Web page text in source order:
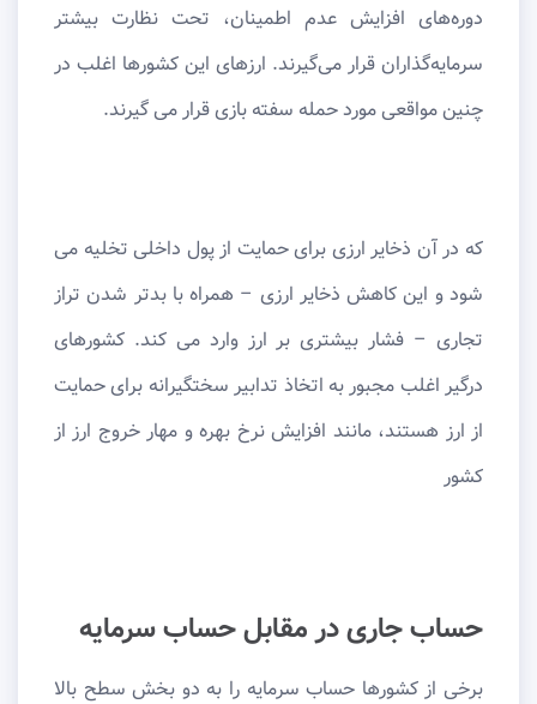
دوره‌های افزایش عدم اطمینان، تحت نظارت بیشتر
سرمایه‌گذاران قرار می‌گیرند. ارزهای این کشورها اغلب در
چنین مواقعی مورد حمله سفته بازی قرار می گیرند.
که در آن ذخایر ارزی برای حمایت از پول داخلی تخلیه می
شود و این کاهش ذخایر ارزی – همراه با بدتر شدن تراز
تجاری – فشار بیشتری بر ارز وارد می کند. کشورهای
درگیر اغلب مجبور به اتخاذ تدابیر سختگیرانه برای حمایت
از ارز هستند، مانند افزایش نرخ بهره و مهار خروج ارز از
کشور
حساب جاری در مقابل حساب سرمایه
برخی از کشورها حساب سرمایه را به دو بخش سطح بالا